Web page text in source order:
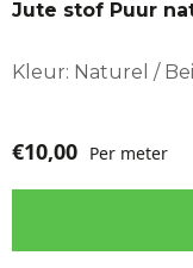
Jute stof Puur
Kleur: Naturel /
€10,00 Per meter